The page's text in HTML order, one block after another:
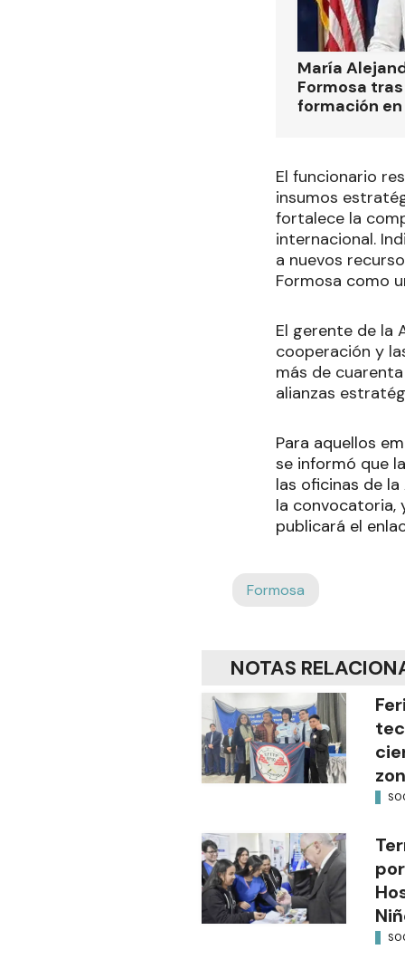
María
Formosa
formación
El funcionario
insumos
fortalece la
internacional.
a nuevos
Formosa como
El gerente de la
cooperación y
más de
alianzas
Para aquellos
se informó que
las oficinas de
la convocatoria,
publicará el
Formosa
NOTAS